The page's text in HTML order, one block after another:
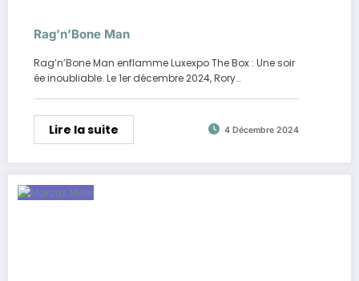
Rag’n’Bone Man
Rag’n’Bone Man enflamme Luxexpo The Box : Une soir
ée inoubliable. Le 1er décembre 2024, Rory…
Lire la suite 4 Décembre 2024